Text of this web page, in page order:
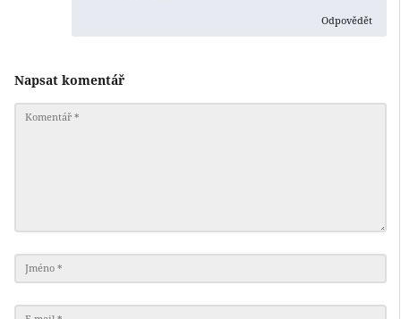
Odpovědět
Napsat komentář